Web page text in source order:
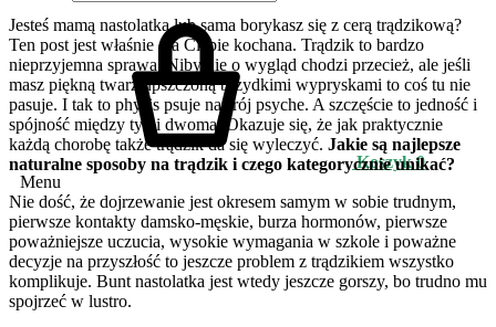
Koszyk 0
Menu
Jesteś mamą nastolatka lub sama borykasz się z cerą trądzikową?
Ten post jest właśnie dla Ciebie kochana. Trądzik to bardzo
nieprzyjemna sprawa. Niby nie o wygląd chodzi przecież, ale jeśli
masz piękną twarz upszczoną brzydkimi wypryskami to coś tu nie
pasuje. I tak to physis psuje nastrój psyche. A szczęście to jedność i
spójność między tymi dwoma. Okazuje się, że jak praktycznie
każdą chorobę także trądzik da się wyleczyć. Jakie są najlepsze
naturalne sposoby na trądzik i czego kategorycznie unikać?
Nie dość, że dojrzewanie jest okresem samym w sobie trudnym,
pierwsze kontakty damsko-męskie, burza hormonów, pierwsze
poważniejsze uczucia, wysokie wymagania w szkole i poważne
decyzje na przyszłość to jeszcze problem z trądzikiem wszystko
komplikuje. Bunt nastolatka jest wtedy jeszcze gorszy, bo trudno mu
spojrzeć w lustro.